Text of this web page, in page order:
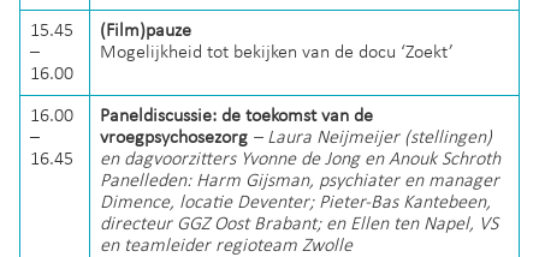
15.45
–
16.00
(Film)pauze
Mogelijkheid tot bekijken van de docu ‘Zoekt’
16.00
–
16.45
Paneldiscussie: de toekomst van de
vroegpsychosezorg – Laura Neijmeijer (stellingen)
en dagvoorzitters Yvonne de Jong en Anouk Schroth
Panelleden: Harm Gijsman, psychiater en manager
Dimence, locatie Deventer; Pieter-Bas Kantebeen,
directeur GGZ Oost Brabant; en Ellen ten Napel, VS
en teamleider regioteam Zwolle